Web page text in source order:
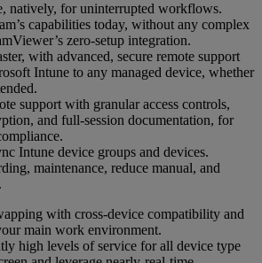
natively, for uninterrupted workflows.
capabilities today, without any complex
zero-setup integration.
with advanced, secure remote support
Intune to any managed device, whether
support with granular access controls,
and full-session documentation, for
Intune device groups and devices.
maintenance, reduce manual, and
with cross-device compatibility and
main work environment.
high levels of service for all device type